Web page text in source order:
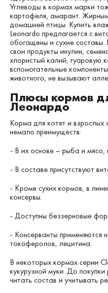
Углеводы в кормах марки
картофеля, амарант.
домашней птицы. Купить
Leonardo предлагается с
обогащены и сухие
свои продукты инулин,
хлористый калий, гуаровую
вспомогательные
животного, не вызывают
Плюсы кормов
Леонардо
Корма для котят и
немало преимуществ:
- В их основе – рыба и мясо,
- В составе присутствуют
- Кроме сухих кормов, в
консервы.
- Доступны беззерновые
- Консерванты применяются
токоферолов, лецитина.
В некоторых кормах серии
кукурузной муки. До
читать состав и учитывать